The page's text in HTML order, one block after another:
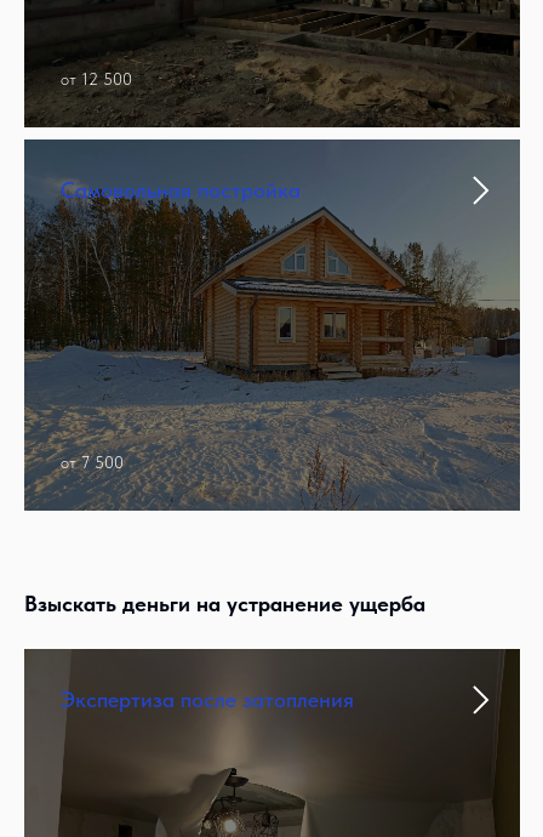
от 12 500
Самовольная постройка
от 7 500
Взыскать деньги на устранение ущерба
Экспертиза после затопления